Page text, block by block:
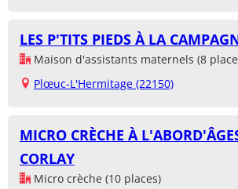
LES P'TITS PIEDS À LA
Maison d'assistants maternels (8
Plœuc-L'Hermitage (22150)
MICRO CRÈCHE À
CORLAY
Micro crèche (10 places)